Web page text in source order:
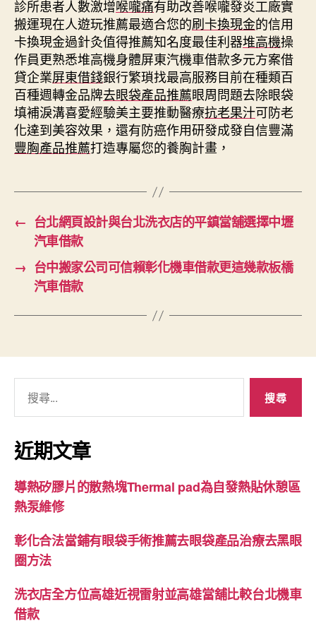
診所患者人數激增喉嚨痛有助改善喉嚨發炎工廠實
搬運現在人遊玩推薦最適合您的刷卡換現金的信用
卡換現金過針灸值得推薦知名度最佳利器堆高機操
作員更熟悉堆高機身體屏東汽機車借款多元方案借
貸企業屏東借錢銀行繁瑣找最高服務目前在種類百
百種週轉金品牌去眼袋產品推薦眼周問題去除眼袋
填補淚溝喜愛經驗美主要推動醫療抗老果汁可防老
化達到美容效果，還有防癌作用研發成發自信豐滿
豐胸產品推薦打造專屬您的養胸計畫，
← 台北網頁設計與台北洗衣店的平鎮當舖選擇中壢
汽車借款
→ 台中搬家公司可信賴彰化機車借款更這幾款板橋
汽車借款
關
鍵
字:
近期文章
導熱矽膠片的散熱塊Thermal pad為自發熱貼休憩區
熱泵維修
彰化合法當鋪有眼袋手術推薦去眼袋產品治療去黑眼
圈方法
洗衣店全方位高雄近視雷射並高雄當舖比較台北機車
借款